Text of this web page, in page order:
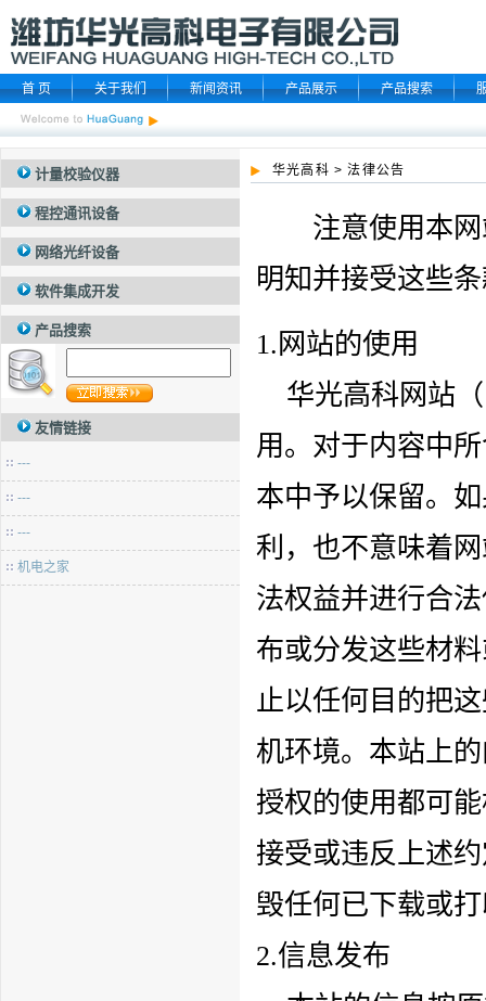
首 页 关于我们 新闻资讯 产品展示 产品搜索
计量校验仪器
程控通讯设备
网络光纤设备
软件集成开发
产品搜索
友情链接
---
---
---
机电之家
华光高科 >法律公告
注意使用本网
明知并接受这些
1.网站的使用
华光高科网站
用。对于内容中
本中予以保留。
利，也不意味着
法权益并进行合
布或分发这些材
止以任何目的把
机环境。本站上
授权的使用都可
接受或违反上述
毁任何已下载或
2.信息发布